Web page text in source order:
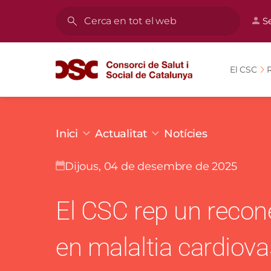
Cerca
El CSC
Fil d'ariadna
Inici Actualitat Notícies
dijous, 04 de desembre de 2025
El CSC rep un
en malaltia